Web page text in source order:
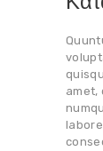
amet,